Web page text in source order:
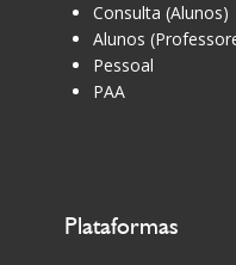
Consulta (Alunos)
Alunos
Pessoal
PAA
Plataformas